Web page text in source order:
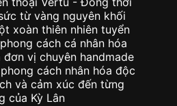
từ vàng nguyên khối
xoàn thiên nhiên tuyển
cách cá nhân hóa
vị chuyên handmade
cách nhân hóa độc
và cảm xúc đến từng
của Kỳ Lân